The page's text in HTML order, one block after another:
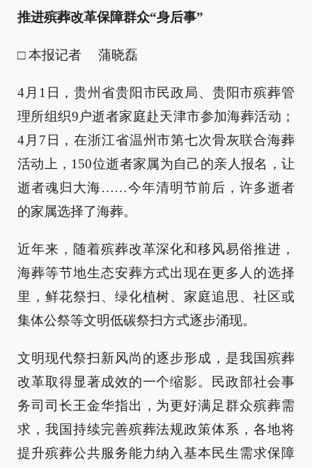
推进殡葬改革保障群众“身后事”
□ 本报记者 蒲晓磊
4月1日，贵州省贵阳市民政局、贵阳市殡葬管
理所组织9户逝者家庭赴天津市参加海葬活动；
4月7日，在浙江省温州市第七次骨灰联合海葬
活动上，150位逝者家属为自己的亲人报名，让
逝者魂归大海……今年清明节前后，许多逝者
的家属选择了海葬。
近年来，随着殡葬改革深化和移风易俗推进，
海葬等节地生态安葬方式出现在更多人的选择
里，鲜花祭扫、绿化植树、家庭追思、社区或
集体公祭等文明低碳祭扫方式逐步涌现。
文明现代祭扫新风尚的逐步形成，是我国殡葬
改革取得显著成效的一个缩影。民政部社会事
务司司长王金华指出，为更好满足群众殡葬需
求，我国持续完善殡葬法规政策体系，各地将
提升殡葬公共服务能力纳入基本民生需求保障